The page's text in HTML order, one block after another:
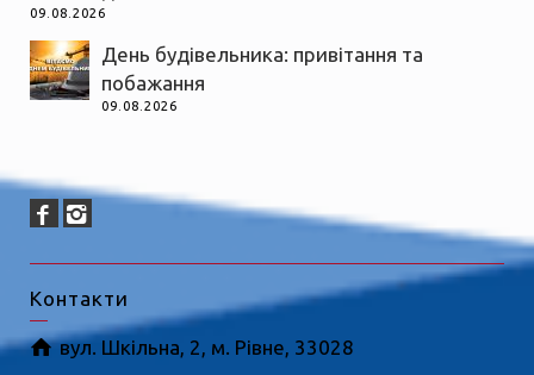
09.08.2026
День будівельника: привітання та
побажання
09.08.2026
Контакти
вул. Шкільна, 2, м. Рівне, 33028